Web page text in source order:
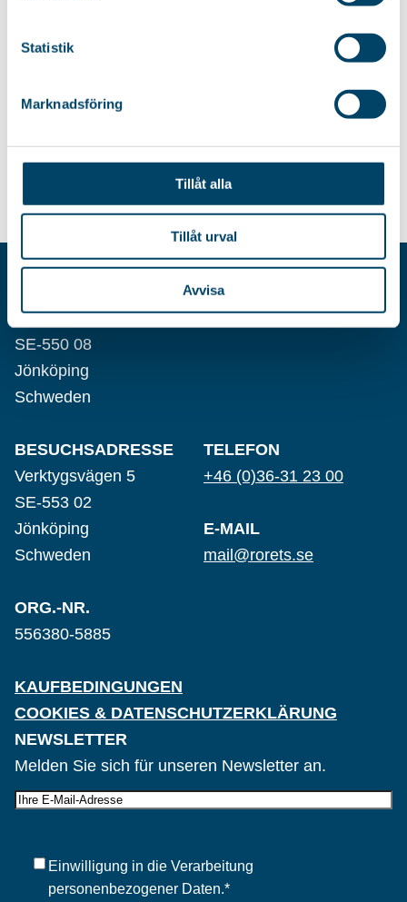
Statistik
Marknadsföring
Tillåt alla
Tillåt urval
Avvisa
Metern Klebeband.
4,45€
NACHFÜLLPACKUNG
2,85€
AB RÖRETS INDUSTRIER
Postfach 8016
SE-550 08
Jönköping
Schweden
BESUCHSADRESSE
Verktygsvägen 5
SE-553 02
Jönköping
Schweden
TELEFON
+46 (0)36-31 23 00
E-MAIL
mail@rorets.se
ORG.-NR.
556380-5885
KAUFBEDINGUNGEN
COOKIES & DATENSCHUTZERKLÄRUNG
NEWSLETTER
Melden Sie sich für unseren Newsletter an.
E-
Samtycke*
Einwilligung in die Verarbeitung
personenbezogener Daten.*